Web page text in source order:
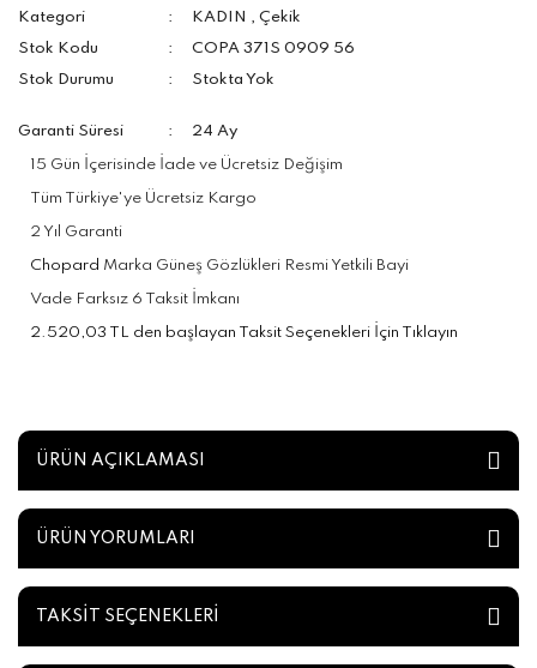
Kategori KADIN ,Çekik
Stok Kodu
COPA 371S 0909 56
Stok Durumu
Stokta Yok
Garanti Süresi 24 Ay
15 Gün İçerisinde İade ve Ücretsiz Değişim
Tüm Türkiye'ye Ücretsiz Kargo
2 Yıl Garanti
Chopard Marka Güneş Gözlükleri Resmi Yetkili Bayi
Vade Farksız 6 Taksit İmkanı
2.520,03 TL den başlayan Taksit Seçenekleri İçin Tıklayın
ÜRÜN AÇIKLAMASI
ÜRÜN YORUMLARI
TAKSİT SEÇENEKLERİ